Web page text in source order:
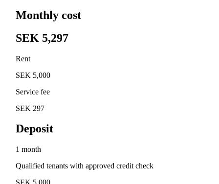
Monthly cost
SEK 5,297
Rent
SEK 5,000
Service fee
SEK 297
Deposit
1 month
Qualified tenants with approved credit check